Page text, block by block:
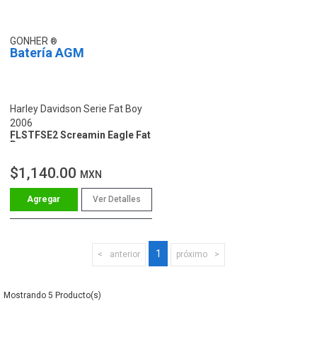
GONHER
Batería AGM
Harley Davidson Serie Fat Boy
2006
FLSTFSE2 Screamin Eagle Fat
Boy
$1,140.00 MXN
Ver Detalles
anterior 1 próximo
5